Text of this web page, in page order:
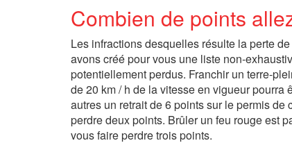
Combien de points
Les infractions desquelles résulte la perte
avons créé pour vous une liste non-
potentiellement perdus. Franchir un terre-
de 20 km / h de la vitesse en vigueur pourra
autres un retrait de 6 points sur le permis
perdre deux points. Brûler un feu rouge est
vous faire perdre trois points.